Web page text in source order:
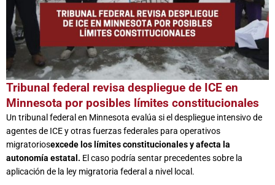
Tribunal federal revisa despliegue de ICE en
Minnesota por posibles límites constitucionales
Un tribunal federal en Minnesota evalúa si el despliegue intensivo de
agentes de ICE y otras fuerzas federales para operativos
migratoriosexcede los límites constitucionales y afecta la
autonomía estatal. El caso podría sentar precedentes sobre la
aplicación de la ley migratoria federal a nivel local.